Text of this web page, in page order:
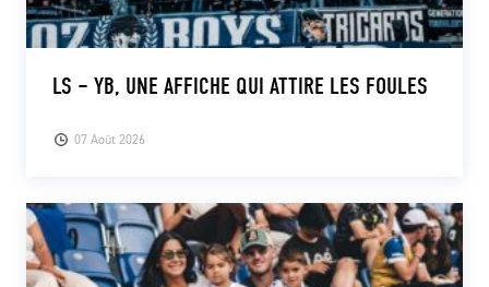
LS E-SHOP
PRESSE ET MEDIAS
07 Août 2026
LS – YB, UNE AFFICHE QUI ATTIRE LES FOULES